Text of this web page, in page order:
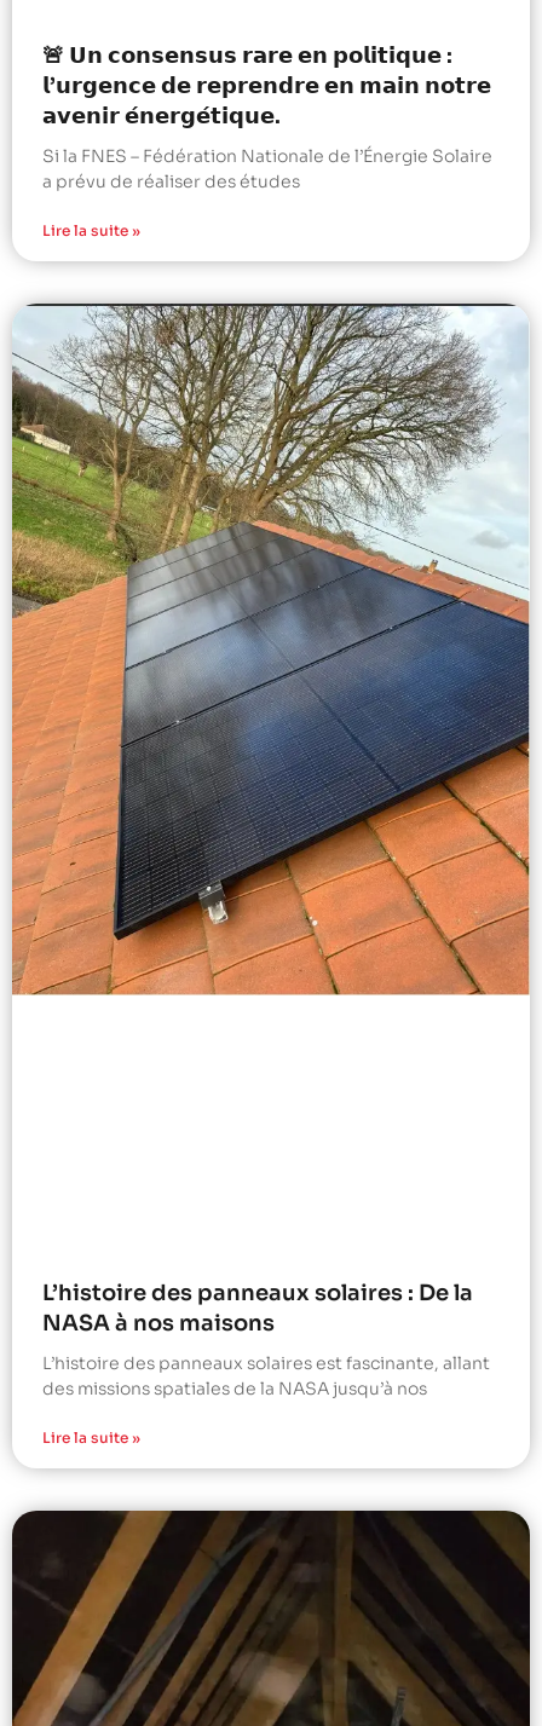
🚨 𝗨𝗻 𝗰𝗼𝗻𝘀𝗲𝗻𝘀𝘂𝘀 𝗿𝗮𝗿𝗲 𝗲𝗻 𝗽𝗼𝗹𝗶𝘁𝗶𝗾𝘂𝗲 :
𝗹’𝘂𝗿𝗴𝗲𝗻𝗰𝗲 𝗱𝗲 𝗿𝗲𝗽𝗿𝗲𝗻𝗱𝗿𝗲 𝗲𝗻 𝗺𝗮𝗶𝗻 𝗻𝗼𝘁𝗿𝗲
𝗮𝘃𝗲𝗻𝗶𝗿 𝗲́𝗻𝗲𝗿𝗴𝗲́𝘁𝗶𝗾𝘂𝗲.
Si la FNES – Fédération Nationale de l’Énergie Solaire
a prévu de réaliser des études
Lire la suite »
L’histoire des panneaux solaires : De la
NASA à nos maisons
L’histoire des panneaux solaires est fascinante, allant
des missions spatiales de la NASA jusqu’à nos
Lire la suite »